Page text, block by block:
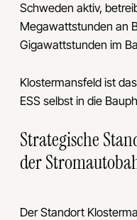
Schweden aktiv,
Megawattstunden an
Gigawattstunden im
Klostermansfeld ist
ESS selbst in die
Strategische
der
Der Standort